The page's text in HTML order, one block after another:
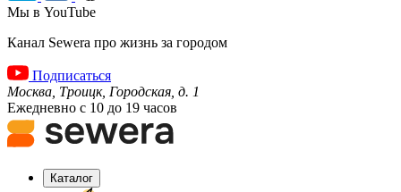
Мы в YouTube
Канал Sewera про жизнь за городом
Подписаться
Москва, Троицк, Городская, д. 1
Ежедневно с 10 до 19 часов
Каталог